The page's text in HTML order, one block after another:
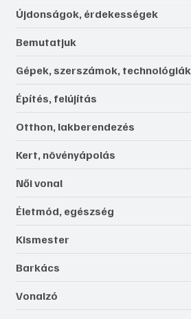
Újdonságok, érdekességek
Bemutatjuk
Gépek, szerszámok, technológiák
Építés, felújítás
Otthon, lakberendezés
Kert, növényápolás
Női vonal
Életmód, egészség
Kismester
Barkács
Vonalzó